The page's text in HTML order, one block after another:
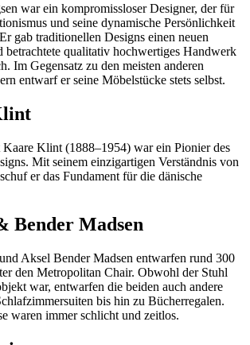
war ein kompromissloser Designer, der für
und seine dynamische Persönlichkeit
gab traditionellen Designs einen neuen
betrachtete qualitativ hochwertiges Handwerk
Im Gegensatz zu den meisten anderen
entwarf er seine Möbelstücke stets selbst.
Klint (1888–1954) war ein Pionier des
Mit seinem einzigartigen Verständnis von
er das Fundament für die dänische
Bender Madsen
Aksel Bender Madsen entwarfen rund 300
den Metropolitan Chair. Obwohl der Stuhl
war, entwarfen die beiden auch andere
bis hin zu Bücherregalen.
waren immer schlicht und zeitlos.